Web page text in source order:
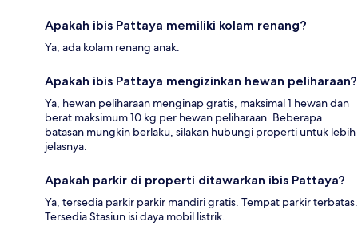
Apakah ibis Pattaya memiliki kolam renang?
Ya, ada kolam renang anak.
Apakah ibis Pattaya mengizinkan hewan peliharaan?
Ya, hewan peliharaan menginap gratis, maksimal 1 hewan dan
berat maksimum 10 kg per hewan peliharaan. Beberapa
batasan mungkin berlaku, silakan hubungi properti untuk lebih
jelasnya.
Apakah parkir di properti ditawarkan ibis Pattaya?
Ya, tersedia parkir parkir mandiri gratis. Tempat parkir terbatas.
Tersedia Stasiun isi daya mobil listrik.